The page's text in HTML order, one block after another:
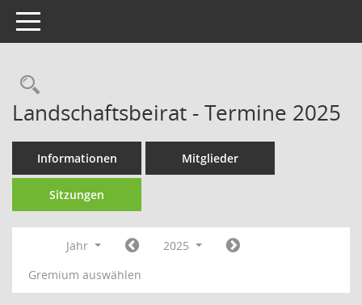
Toggle navigation
Rechercheauswahl
Landschaftsbeirat - Termine 2025
Informationen Mitglieder
Sitzungen
Jahr
2025
Gremium auswählen